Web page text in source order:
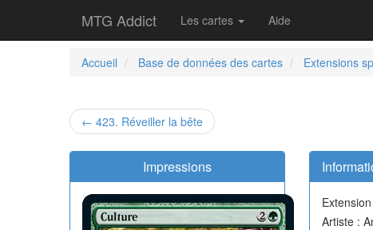
MTG Addict Les cartes Aide
Accueil
Base de données des cartes Extensions
← 423. Réveiller la bête
Impressions
Artiste :